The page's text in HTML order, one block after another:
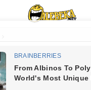
Pijany Kowalski